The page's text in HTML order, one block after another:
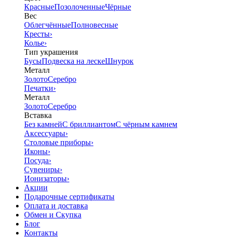
КрасныеПозолоченныеЧёрные
Вес
ОблегчённыеПолновесные
Кресты›
Колье›
Тип украшения
БусыПодвеска на лескеШнурок
Металл
ЗолотоСеребро
Печатки›
Металл
ЗолотоСеребро
Вставка
Без камнейС бриллиантомС чёрным камнем
Аксессуары›
Столовые приборы›
Иконы›
Посуда›
Сувениры›
Ионизаторы›
Акции
Подарочные сертификаты
Оплата и доставка
Обмен и Скупка
Блог
Контакты